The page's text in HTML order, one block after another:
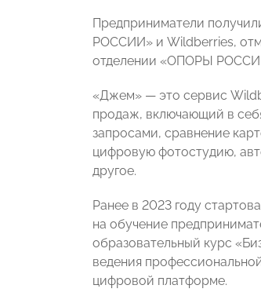
Предприниматели
РОССИИ» и Wildberries,
отделении «ОПОРЫ
«Джем» — это сервис
продаж, включающий в
запросами, сравнение
цифровую фотостудию,
другое.
Ранее в 2023 году
на обучение
образовательный курс
ведения
цифровой платформе.